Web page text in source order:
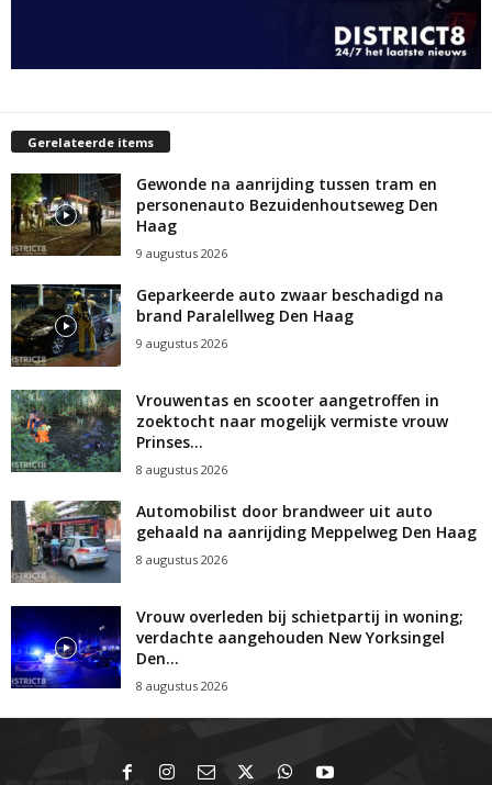
Gerelateerde items
Gewonde na aanrijding tussen tram en
personenauto Bezuidenhoutseweg Den
Haag
9 augustus 2026
Geparkeerde auto zwaar beschadigd na
brand Paralellweg Den Haag
9 augustus 2026
Vrouwentas en scooter aangetroffen in
zoektocht naar mogelijk vermiste vrouw
Prinses...
8 augustus 2026
Automobilist door brandweer uit auto
gehaald na aanrijding Meppelweg Den Haag
8 augustus 2026
Vrouw overleden bij schietpartij in woning;
verdachte aangehouden New Yorksingel
Den...
8 augustus 2026